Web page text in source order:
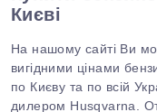
Києві
На нашому сайті Ви
вигідними цінами
по Києву та по всій
дилером Husqvarna.